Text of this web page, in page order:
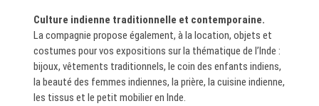
Culture indienne traditionnelle et contemporaine.
La compagnie propose également, à la location, objets et
costumes pour vos expositions sur la thématique de l’Inde :
bijoux, vêtements traditionnels, le coin des enfants indiens,
la beauté des femmes indiennes, la prière, la cuisine indienne,
les tissus et le petit mobilier en Inde.